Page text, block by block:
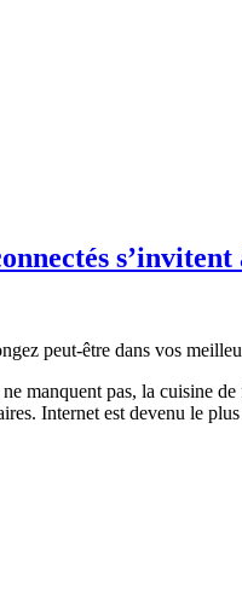
s’invitent
peut-être dans vos
manquent pas, la
Internet est devenu le